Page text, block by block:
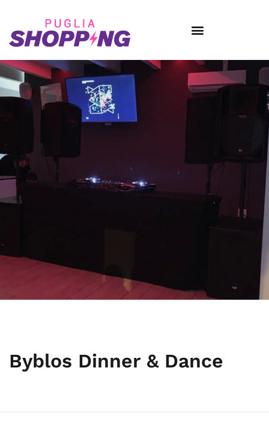
Byblos Dinner & Dance